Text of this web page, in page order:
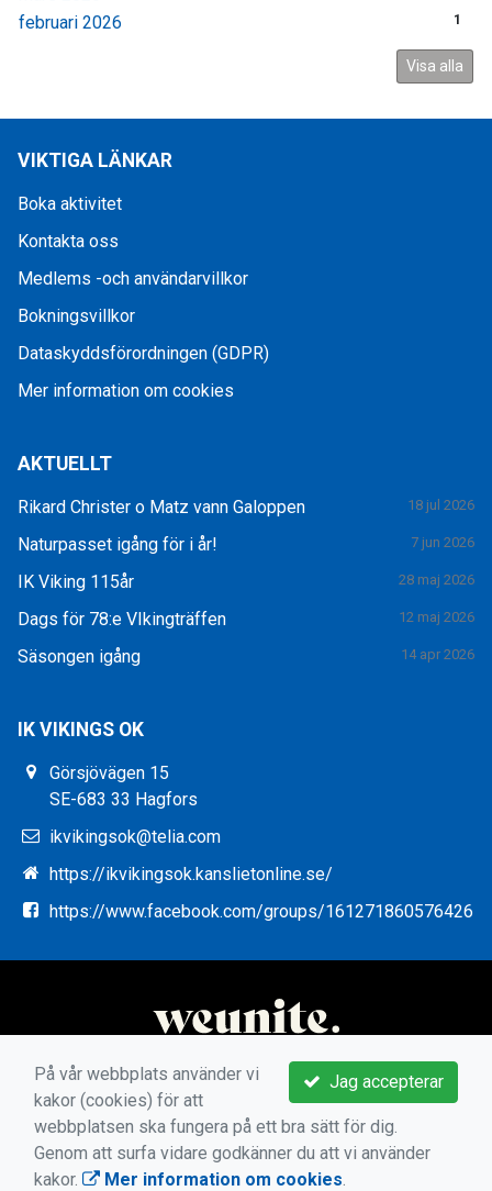
februari 2026 1
Visa alla
VIKTIGA LÄNKAR
Boka aktivitet
Kontakta oss
Medlems -och användarvillkor
Bokningsvillkor
Dataskyddsförordningen (GDPR)
Mer information om cookies
AKTUELLT
Rikard Christer o Matz vann Galoppen 18 jul 2026
Naturpasset igång för i år! 7 jun 2026
IK Viking 115år 28 maj 2026
Dags för 78:e VIkingträffen 12 maj 2026
Säsongen igång 14 apr 2026
IK VIKINGS OK
Görsjövägen 15
SE-683 33 Hagfors
ikvikingsok@telia.com
https://ikvikingsok.kanslietonline.se/
https://www.facebook.com/groups/161271860576426
Jag accepterar
På vår webbplats använder vi
kakor (cookies) för att
webbplatsen ska fungera på ett bra sätt för dig.
Genom att surfa vidare godkänner du att vi använder
kakor.
Mer information om cookies.